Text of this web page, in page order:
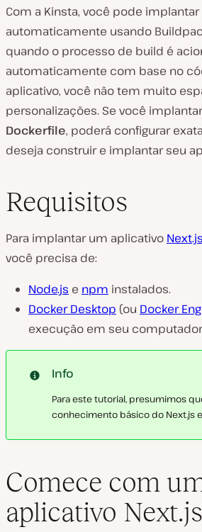
Com a Kinsta, você pode
automaticamente usando
quando o processo de build é
automaticamente com base no
aplicativo, você não tem muito
personalizações. Se você
Dockerfile, poderá configurar
deseja construir e implantar seu
Requisitos
Para implantar um aplicativo Next.js
você precisa de:
Node.js e npm instalados.
Docker Desktop (ou Docker
execução em seu
Info
Para este tutorial, presumimos
conhecimento básico do Next.js
Comece com
aplicativo Next.js